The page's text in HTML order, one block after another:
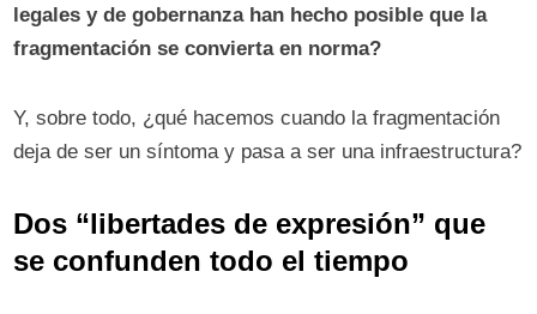
legales y de gobernanza han hecho posible que la
fragmentación se convierta en norma?
Y, sobre todo, ¿qué hacemos cuando la fragmentación
deja de ser un síntoma y pasa a ser una infraestructura?
Dos “libertades de expresión” que
se confunden todo el tiempo